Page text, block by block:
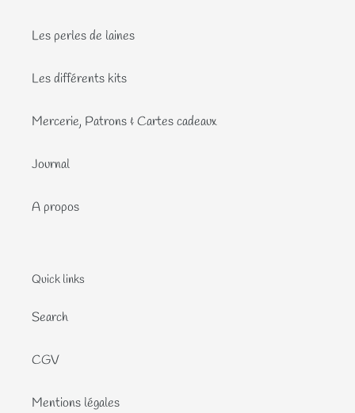
Les perles de laines
Les différents kits
Mercerie, Patrons & Cartes cadeaux
Journal
A propos
Quick links
Search
CGV
Mentions légales